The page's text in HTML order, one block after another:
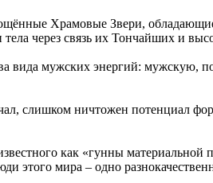
Храмовые Звери,
через связь их Тончайших и
вида мужских энергий:
слишком ничтожен потенциал
как «гунны
этого мира – одно